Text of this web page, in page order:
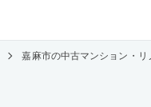
嘉麻市の中古マンション・